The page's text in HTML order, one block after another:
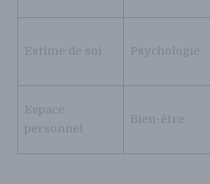
Estime de soi Psychologie
Espace
personnel
Bien-être